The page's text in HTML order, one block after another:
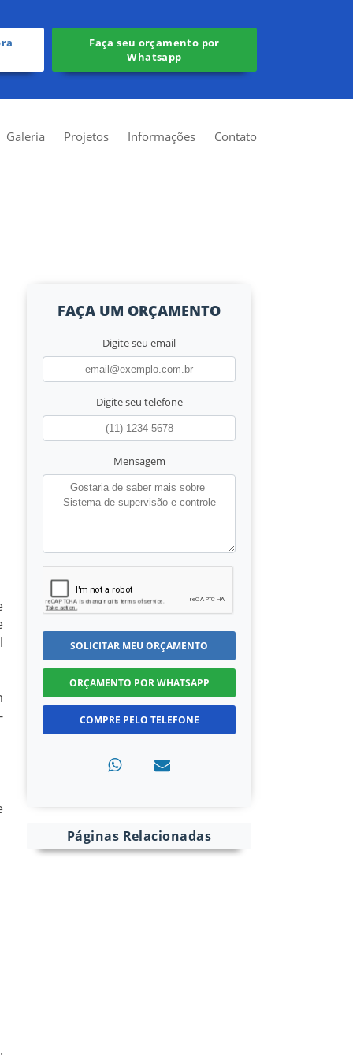
Faça seu orçamento por
Whatsapp
Galeria Projetos Informações Contato
.
FAÇA UM ORÇAMENTO
Digite seu email
Digite seu telefone
Mensagem
SOLICITAR MEU ORÇAMENTO
ORÇAMENTO POR WHATSAPP
COMPRE PELO TELEFONE
Páginas Relacionadas